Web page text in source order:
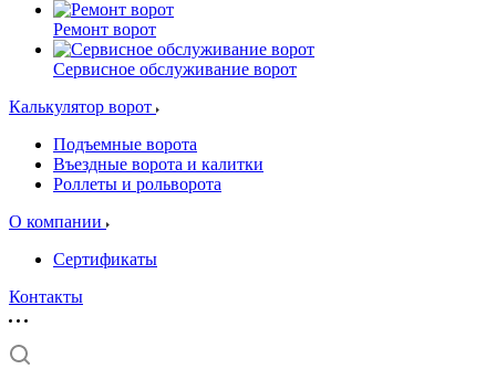
Ремонт ворот
Сервисное обслуживание ворот
Калькулятор ворот
Подъемные ворота
Въездные ворота и калитки
Роллеты и рольворота
О компании
Сертификаты
Контакты